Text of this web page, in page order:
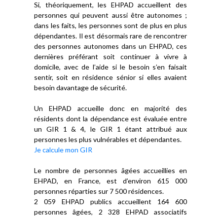
Si, théoriquement, les EHPAD accueillent des
personnes qui peuvent aussi être autonomes ;
dans les faits, les personnes sont de plus en plus
dépendantes. Il est désormais rare de rencontrer
des personnes autonomes dans un EHPAD, ces
dernières préférant soit continuer à vivre à
domicile, avec de l’aide si le besoin s’en faisait
sentir, soit en résidence sénior si elles avaient
besoin davantage de sécurité.
Un EHPAD accueille donc en majorité des
résidents dont la dépendance est évaluée entre
un GIR 1 & 4, le GIR 1 étant attribué aux
personnes les plus vulnérables et dépendantes.
Je calcule mon GIR
Le nombre de personnes âgées accueillies en
EHPAD, en France, est d’environ 615 000
personnes réparties sur 7 500 résidences.
2 059 EHPAD publics accueillent 164 600
personnes âgées, 2 328 EHPAD associatifs